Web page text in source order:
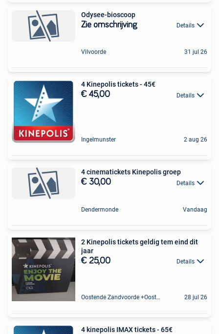
Odysee-bioscoop
Zie omschrijving Details
Vilvoorde 31 jul 26
4 Kinepolis tickets - 45€
€ 45,00 Details
Ingelmunster 2 aug 26
4 cinematickets Kinepolis groep
€ 30,00 Details
Dendermonde Vandaag
2 Kinepolis tickets geldig tem eind dit
jaar
€ 25,00 Details
Oostende Zandvoorde +Oostende 28 jul 26
4 kinepolis IMAX tickets - 65€